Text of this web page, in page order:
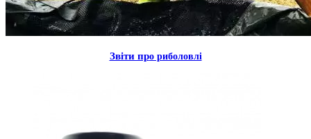
Звiти про риболовлi